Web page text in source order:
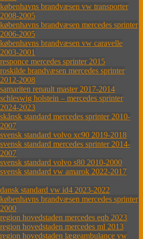
københavns brandvæsen vw transporter
2008-2005
københavns brandvæsen mercedes sprinter
2006-2005
københavns brandvæsen vw caravelle
2003-2001
responce mercedes sprinter 2015
roskilde brandvæsen mercedes sprinter
2012-2008
samariten renault master 2017-2014
schleswig holstein – mercedes sprinter
2024-2023
skånsk standard mercedes sprinter 2010-
2007
svensk standard volvo xc90 2019-2018
svensk standard mercedes sprinter 2014-
2007
svensk standard volvo s80 2010-2000
svensk standard vw amarok 2022-2017
dansk standard vw id4 2023-2022
københavns brandvæsen mercedes sprinter
2000
region hovedstaden mercedes eqb 2023
region hovedstaden mercedes ml 2013
region hovedstaden lægeambulance vw